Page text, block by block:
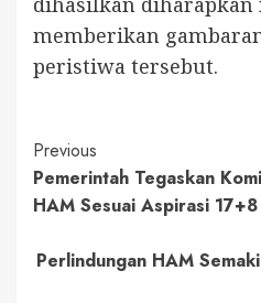
memberikan
peristiwa tersebut.
Continue
Reading
Previous
Pemerintah Tegaskan
HAM Sesuai Aspirasi 17+8
Perlindungan HAM